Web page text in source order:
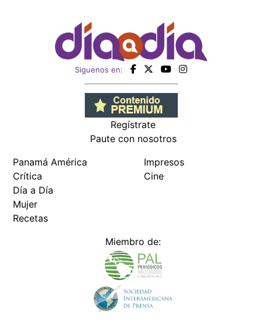
Siguenos en:
Regístrate
Paute con nosotros
Panamá América
Crítica
Día a Día
Mujer
Recetas
Impresos
Cine
Miembro de: